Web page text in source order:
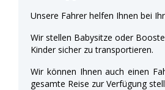
Unsere Fahrer helfen Ihnen bei
Wir stellen Babysitze oder
Kinder sicher zu transportieren.
Wir können Ihnen auch einen
gesamte Reise zur Verfügung